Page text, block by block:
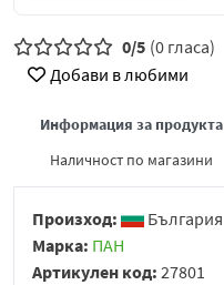
0/5 (0 гласа)
Добави в любими
Информация за продукта
Наличност по магазини
Произход:
България
Марка: ПАН
Артикулен код: 27801